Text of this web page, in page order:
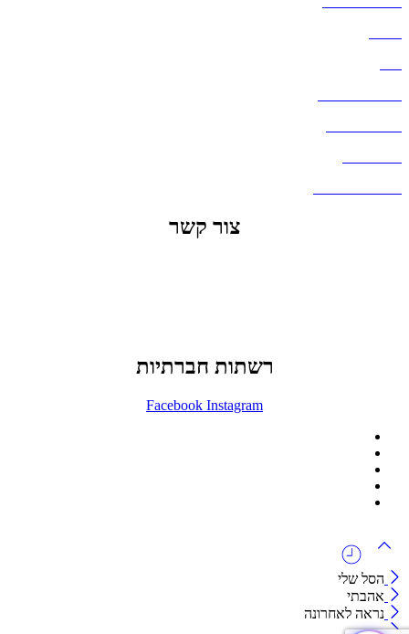
צור קשר
רשתות חברתיות
Facebook Instagram
הסל שלי
אהבתי
נראה לאחרונה